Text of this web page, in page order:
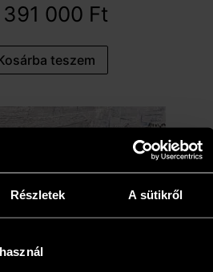
Részletek A sütikről
000 Ft
teszem